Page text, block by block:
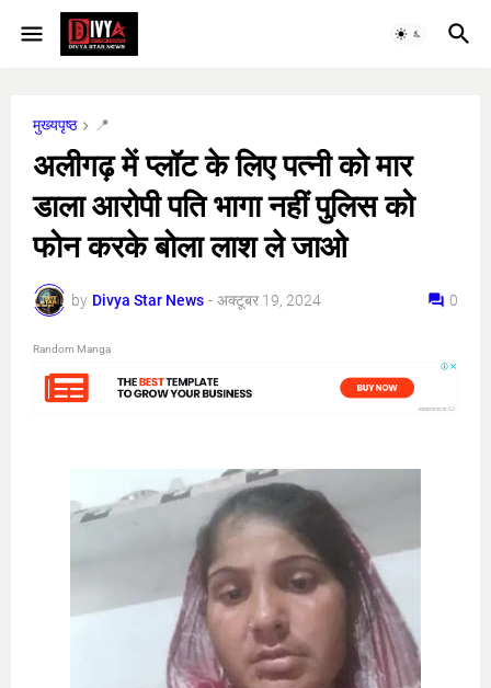
मुख्यपृष्ठ 📍
अलीगढ़ में प्लॉट के लिए पत्नी को मार
डाला आरोपी पति भागा नहीं पुलिस को
फोन करके बोला लाश ले जाओ
by Divya Star News - अक्टूबर 19, 2024 0
Random Manga